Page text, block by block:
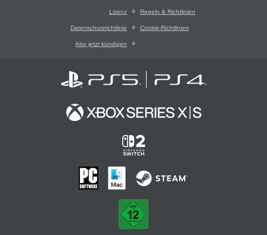
Lizenz Regeln & Richtlinien
Datenschutzrichtlinie Cookie-Richtlinien
Abo jetzt kündigen